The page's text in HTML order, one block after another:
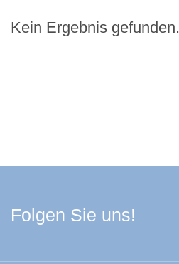
Kein Ergebnis gefunden.
Folgen Sie uns!